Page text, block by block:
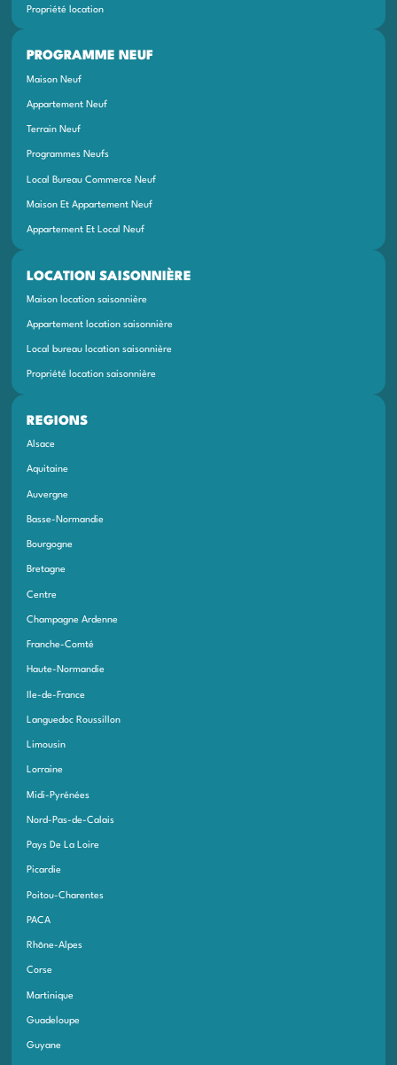
Propriété location
PROGRAMME NEUF
Programmes Neufs
Appartement Neuf
Maison Neuf
Local Bureau Commerce Neuf
Terrain Neuf
Maison Et Appartement Neuf
Appartement Et Local Neuf
LOCATION SAISONNIÈRE
Maison location saisonnière
Appartement location saisonnière
Local bureau location saisonnière
Propriété location saisonnière
REGIONS
Alsace
Aquitaine
Auvergne
Basse-Normandie
Bourgogne
Bretagne
Centre
Champagne Ardenne
Franche-Comté
Haute-Normandie
Ile-de-France
Languedoc Roussillon
Limousin
Lorraine
Midi-Pyrénées
Nord-Pas-de-Calais
Pays De La Loire
Picardie
Poitou-Charentes
PACA
Rhône-Alpes
Corse
Martinique
Guadeloupe
Guyane